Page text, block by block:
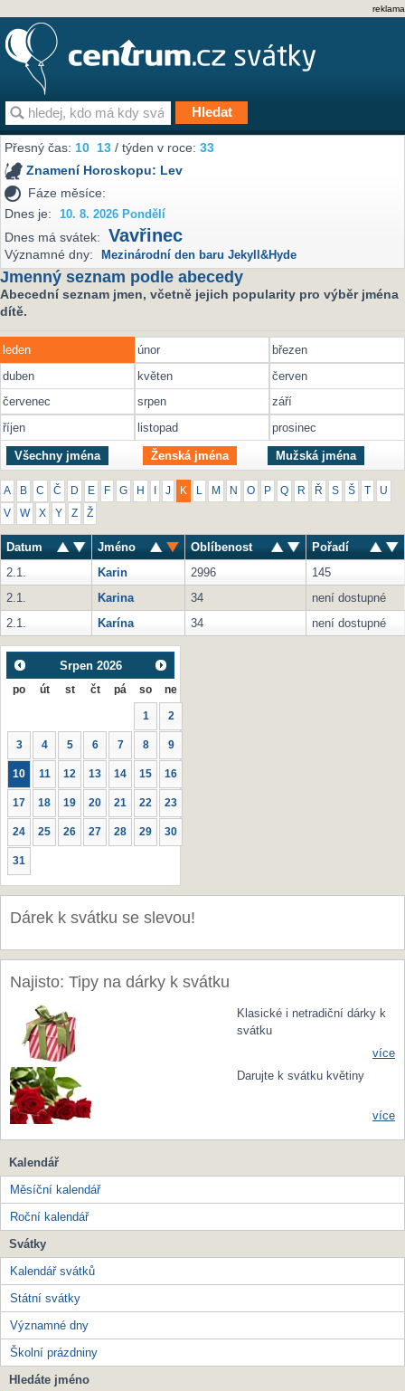
reklama
Přesný čas:10 13 / týden v roce:33
Znamení Horoskopu: Lev
Fáze měsíce:
Dnes je:
10. 8. 2026 Pondělí
Dnes má svátek: Vavřinec
Významné dny: Mezinárodní den baru Jekyll&Hyde
Jmenný seznam podle abecedy
Abecední seznam jmen, včetně jejich popularity pro výběr jména
dítě.
leden únor
březen
duben
květen
červen
červenec
srpen
září
říjen
listopad prosinec
Všechny jména Ženská jména Mužská jména
A B C Č D E F G H J K M N O P Q R Ř S Š U
V W X Y Z Ž
Datum Jméno Oblíbenost
Pořadí
2.1.
Karin 2996
145
2.1.
Karina 34
není dostupné
2.1.
Karína 34 není dostupné
Srpen 2026
po út st čt pá so ne
1 2
3 4 5 6 7 8 9
10 11 12 13 14 15 16
17 18 19 20 21 22 23
24 25 26 27 28 29 30
31
Dárek k svátku se slevou!
Najisto: Tipy na dárky k svátku
Klasické i netradiční dárky k
svátku
více
Darujte k svátku květiny
více
Kalendář
Měsíční kalendář
Roční kalendář
Svátky
Kalendář svátků
Státní svátky
Významné dny
Školní prázdniny
Hledáte jméno